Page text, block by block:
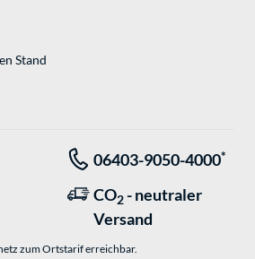
Stand
06403-9050-4000*
CO2 - neutraler
Versand
zum Ortstarif erreichbar.